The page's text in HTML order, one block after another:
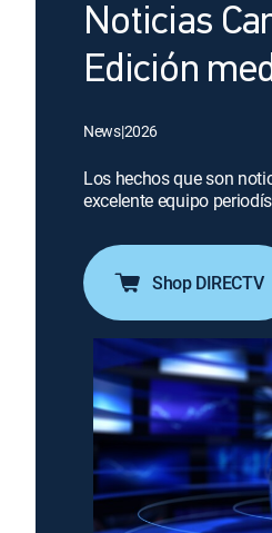
Noticias
Edición
News|2026
Los hechos que son
excelente equipo
Shop DIRECTV